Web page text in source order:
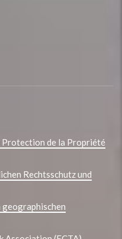
de la Propriété
Rechtsschutz und